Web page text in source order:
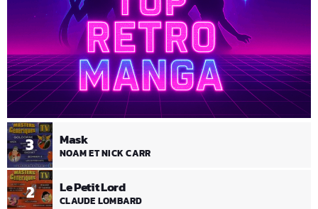
2 Le Petit Lord
CLAUDE LOMBARD
3 Mask
NOAM ET NICK CARR